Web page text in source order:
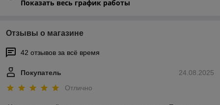
Показать весь график работы
Отзывы о магазине
42 отзывов за всё время
24.08.2025
Покупатель
Отлично